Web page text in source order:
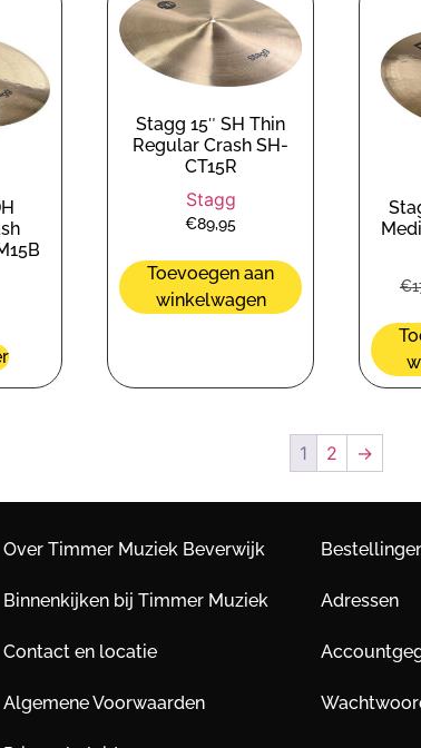
Stagg 15″ SH Thin
Regular Crash SH-
CT15R
Stagg
€89,95
Toevoegen aan
winkelwagen
€
1 2 →
Over Timmer Muziek Beverwijk
Binnenkijken bij Timmer Muziek
Contact en locatie
Algemene Voorwaarden
Adressen